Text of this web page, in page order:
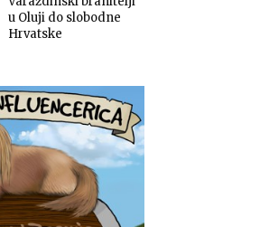
u Oluji do slobodne
Hrvatske